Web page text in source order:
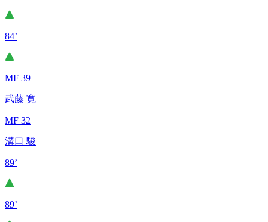
84’
MF 39
武藤 寛
MF 32
溝口 駿
89’
89’